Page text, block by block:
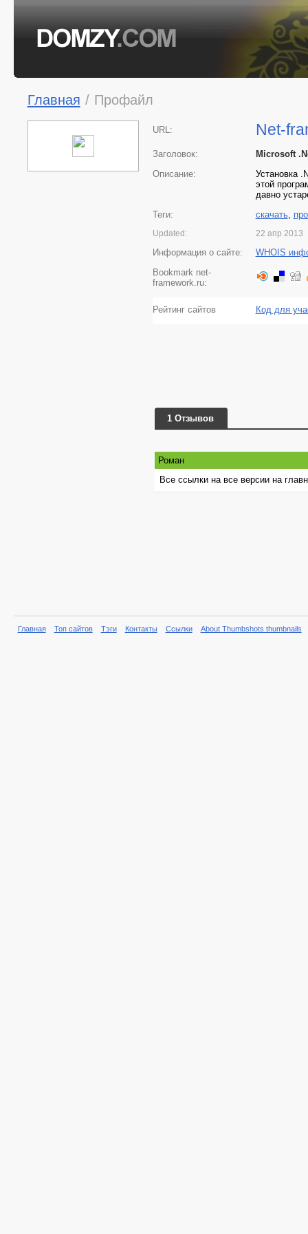
Главная / Профайл
URL: Net-
Заголовок:
Microsoft
Описание:
Установка
этой
давно
Теги:
скачать,
Updated: 22 апр 2013
Информация о сайте:
WHOIS
Bookmark net-
framework.ru:
Рейтинг сайтов Код для
1 Отзывов
Роман
Все ссылки на все версии на
Главная Топ сайтов Тэги Контакты Ссылки About Thumbshots thumbnails